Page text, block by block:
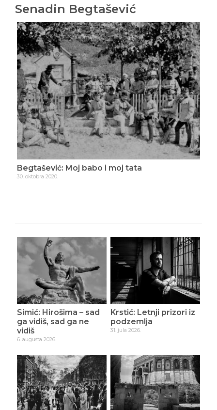
Senadin Begtašević
Begtašević: Moj babo i moj tata
30. oktobra 2020.
Simić: Hirošima – sad
ga vidiš, sad ga ne
vidiš
6. augusta 2026.
Krstić: Letnji prizori iz
podzemlja
31. jula 2026.